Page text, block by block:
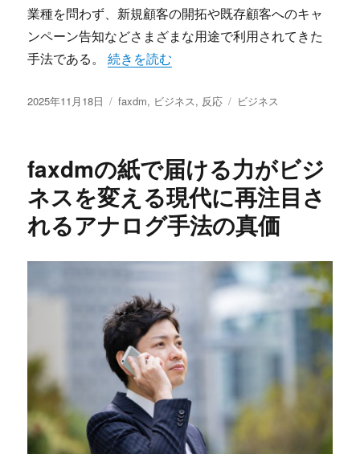
業種を問わず、新規顧客の開拓や既存顧客へのキャ
ンペーン告知などさまざまな用途で利用されてきた
手法である。“デジタル時代に輝くfaxdm紙の力で切り
続きを読む
投
2025年11月18日
カ
ー
faxdm, ビジネス, 反応
タ
ビジネス
faxdmの紙で届ける力がビジ
ネスを変える現代に再注目さ
れるアナログ手法の真価